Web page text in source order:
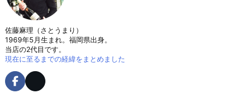
佐藤麻理（さとうまり）
1969年5月生まれ。福岡県出身。
当店の2代目です。
現在に至るまでの経緯をまとめました